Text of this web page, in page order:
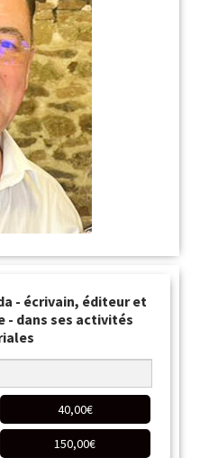
- écrivain, éditeur et
- dans ses activités
40,00€
150,00€